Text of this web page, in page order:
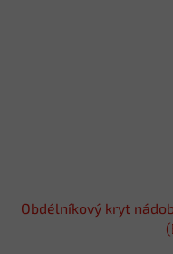
Obdélníkový kryt